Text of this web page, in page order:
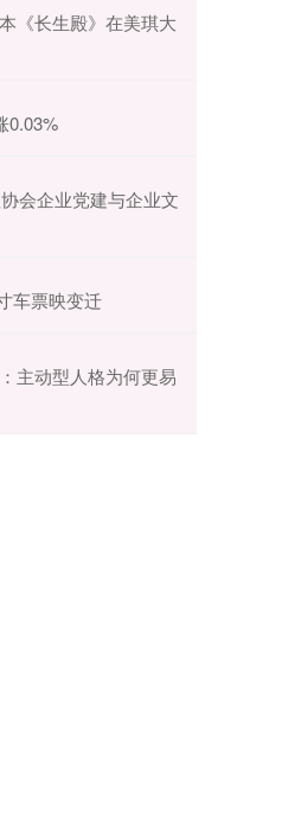
《长生殿》在美琪大
0.03%
会企业党建与企业文
车票映变迁
主动型人格为何更易